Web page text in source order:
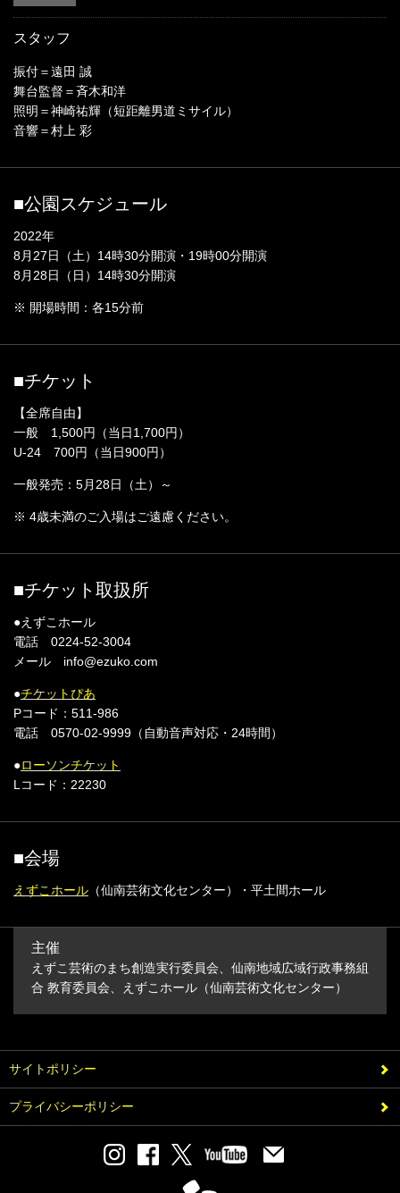
スタッフ
振付＝遠田 誠
舞台監督＝斉木和洋
照明＝神崎祐輝（短距離男道ミサイル）
音響＝村上 彩
■公園スケジュール
2022年
8月27日（土）14時30分開演・19時00分開演
8月28日（日）14時30分開演
※ 開場時間：各15分前
■チケット
【全席自由】
一般 1,500円（当日1,700円）
U-24 700円（当日900円）
一般発売：5月28日（土）～
※ 4歳未満のご入場はご遠慮ください。
■チケット取扱所
●えずこホール
電話 0224-52-3004
メール info@ezuko.com
●チケットぴあ
Pコード：511-986
電話 0570-02-9999（自動音声対応・24時間）
●ローソンチケット
Lコード：22230
■会場
えずこホール （仙南芸術文化センター）・平土間ホール
主催
えずこ芸術のまち創造実行委員会、仙南地域広域行政事務組
合 教育委員会、えずこホール（仙南芸術文化センター）
サイトポリシー
プライバシーポリシー